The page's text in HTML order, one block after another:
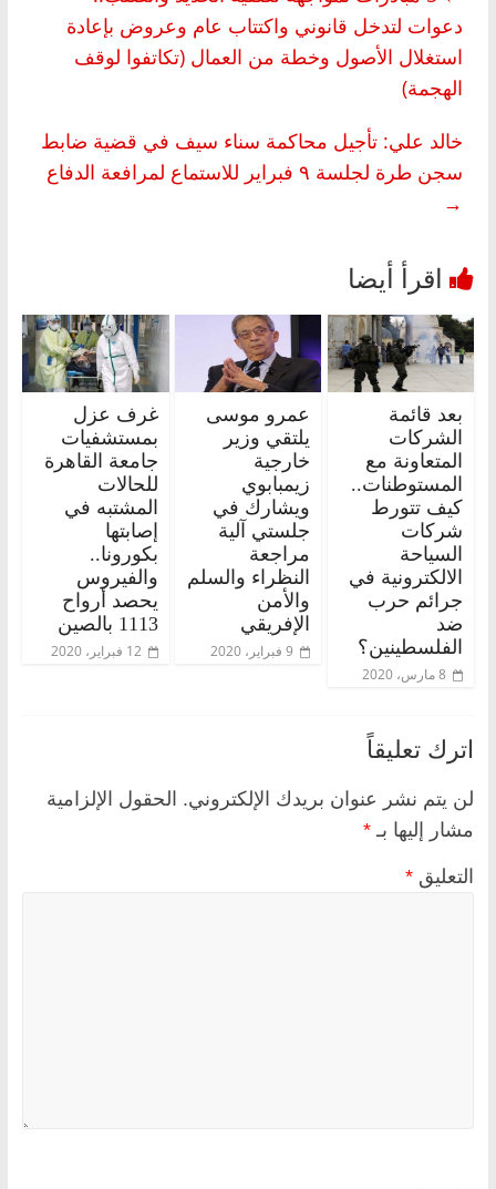
دعوات لتدخل قانوني واكتتاب عام وعروض بإعادة
استغلال الأصول وخطة من العمال (تكاتفوا لوقف
الهجمة)
خالد علي: تأجيل محاكمة سناء سيف في قضية ضابط
سجن طرة لجلسة ٩ فبراير للاستماع لمرافعة الدفاع
→
بعد قائمة
الشركات
المتعاونة مع
المستوطنات..
كيف تتورط
شركات
السياحة
الالكترونية في
جرائم حرب
ضد
الفلسطينين؟
8 مارس، 2020
عمرو موسى
يلتقي وزير
خارجية
زيمبابوي
ويشارك في
جلستي آلية
مراجعة
النظراء والسلم
والأمن
الإفريقي
9 فبراير، 2020
غرف عزل
بمستشفيات
جامعة القاهرة
للحالات
المشتبه في
إصابتها
بكورونا..
والفيروس
يحصد أرواح
1113 بالصين
12 فبراير، 2020
اترك تعليقاً
لن يتم نشر عنوان بريدك الإلكتروني. الحقول الإلزامية
مشار إليها بـ *
التعليق *